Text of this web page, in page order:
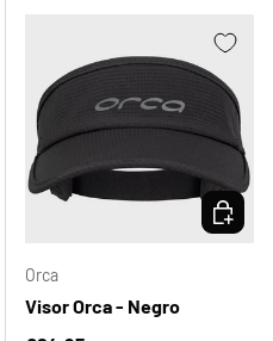
Orca
Visor Orca - Negro
ELEGIR